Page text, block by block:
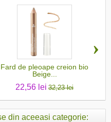
Fard de pleoape creion bio
Beige...
22,56 lei 32,23 lei
›
din aceeasi categorie: